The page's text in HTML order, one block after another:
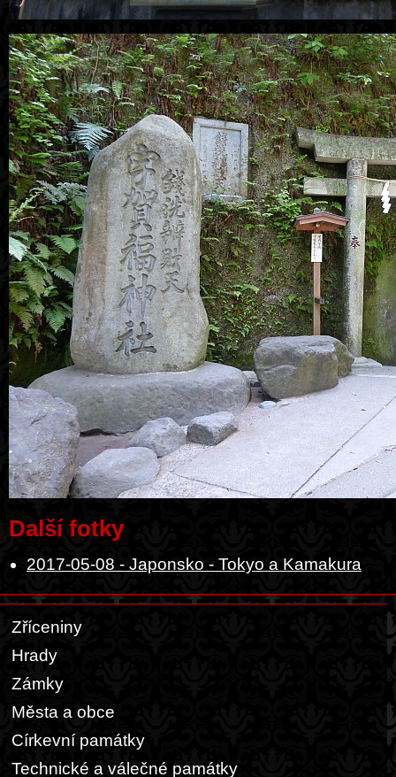
Další fotky
2017-05-08 - Japonsko - Tokyo a Kamakura
Zříceniny
Hrady
Zámky
Města a obce
Církevní památky
Technické a válečné památky